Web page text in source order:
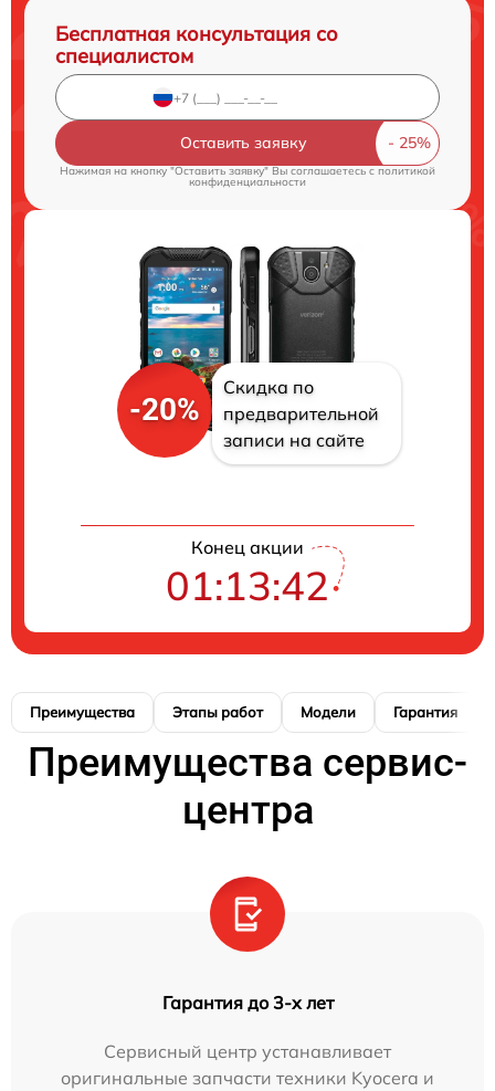
Бесплатная консультация со
специалистом
Оставить заявку
Нажимая на кнопку "Оставить заявку" Вы соглашаетесь cполитикой
конфиденциальности
-20%
Скидка по
предварительной
записи на сайте
Конец акции
01:13:40
Преимущества Этапы работ Модели Гарантия
Преимущества сервис-
центра
Гарантия до 3-х лет
Сервисный центр устанавливает
оригинальные запчасти техники Kyocera и